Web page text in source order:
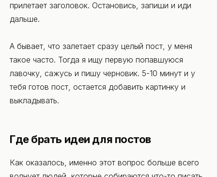
прилетает заголовок. Остановись, запиши и иди
дальше.
А бывает, что залетает сразу целый пост, у меня
такое часто. Тогда я ищу первую попавшуюся
лавочку, сажусь и пишу черновик. 5-10 минут и у
тебя готов пост, остается добавить картинку и
выкладывать.
Где брать идеи для постов
Как оказалось, именно этот вопрос больше всего